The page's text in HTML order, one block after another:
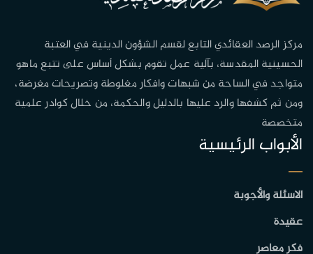
مركز الرصد العقائدي التابع لقسم الشؤون الدينية في العتبة
الحسينية المقدسة، بآلية عمل تقوم بشكل أساس على تتبع ماهو
متواجد في الساحة من شبهات وافكار مغلوطة وتصريحات مغرضة،
ومن ثم كشفها والرد عليها بالدليل والحكمة، من خلال كوادر علمية
متخصصة
الأبواب الرئيسية
الاسئلة والأجوبة
عقيدة
فكر معاصر